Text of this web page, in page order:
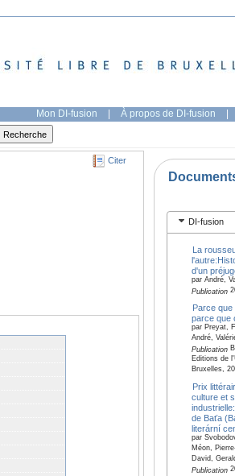
Mon DI-fusion | À propos de DI-fusion |
Citer
DI-fusion
La
d'un
par André,
Publication
Parce que
parce que
par Preyat,
André,
Publication
Editions de
Bruxelles,
Prix
culture et
de Baťa
literární
par
Méon,
David,
Publication